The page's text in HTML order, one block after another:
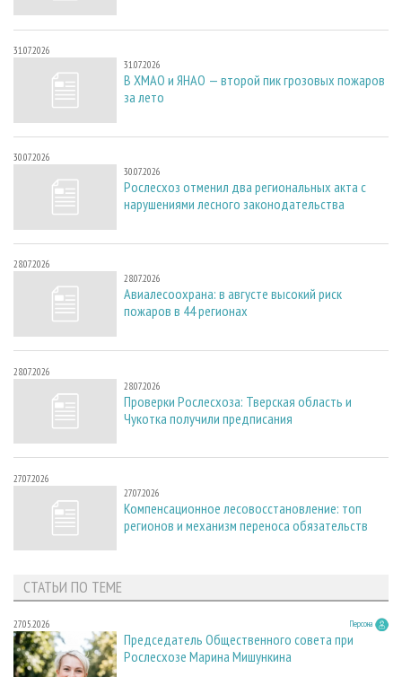
31.07.2026
31.07.2026
В ХМАО и ЯНАО — второй пик грозовых пожаров
за лето
30.07.2026
30.07.2026
Рослесхоз отменил два региональных акта с
нарушениями лесного законодательства
28.07.2026
28.07.2026
Авиалесоохрана: в августе высокий риск
пожаров в 44 регионах
28.07.2026
28.07.2026
Проверки Рослесхоза: Тверская область и
Чукотка получили предписания
27.07.2026
27.07.2026
Компенсационное лесовосстановление: топ
регионов и механизм переноса обязательств
СТАТЬИ ПО ТЕМЕ
27.05.2026 Персона
Председатель Общественного совета при
Рослесхозе Марина Мишункина